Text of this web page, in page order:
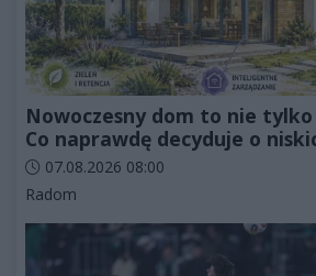
Nowoczesny dom to nie
Co naprawdę decyduje o
Data dodania artykułu:
07.08.2026 08:00
Kategorie artykułu:
Radom